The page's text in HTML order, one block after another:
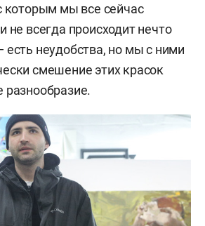
которым мы все сейчас
не всегда происходит нечто
есть неудобства, но мы с ними
смешение этих красок